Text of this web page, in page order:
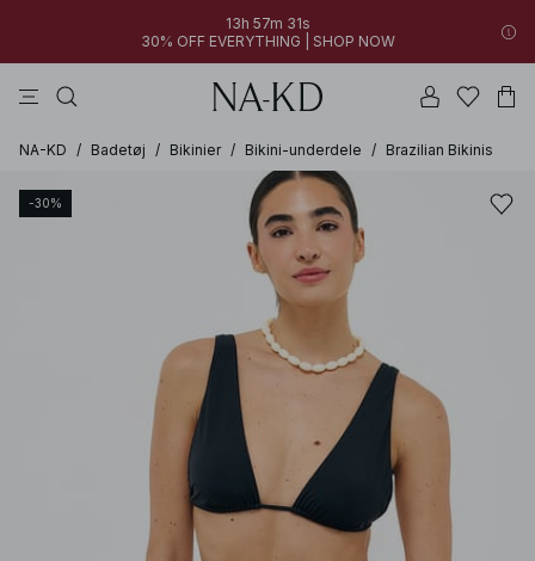
13h 57m 31s
30% OFF EVERYTHING | SHOP NOW
NA-KD / Badetøj / Bikinier / Bikini-underdele / Brazilian Bikinis
-30%